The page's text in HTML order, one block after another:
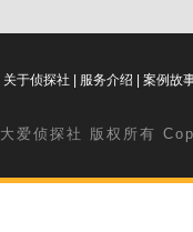
关于侦探社 服务介绍 案例故
大爱侦探社 版权所有